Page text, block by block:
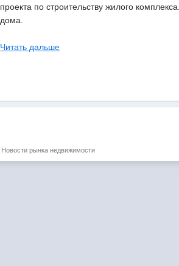
проекта по строительству жилого
дома.
Читать дальше
Новости рынка недвижимости